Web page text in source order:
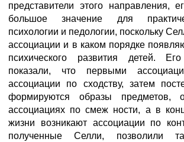
представители этого направления,
большое значение для
психологии и педологии, поскольку
ассоциации и в каком порядке
психического развития детей.
показали, что первыми
ассоциации по сходству, затем
формируются образы предметов,
ассоциациях по смеж ности, а в
жизни возникают ассоциации по
полученные Селли, позволили